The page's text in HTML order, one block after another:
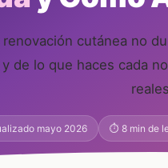
renovación cutánea no
de lo que haces cada
mayo 2026 ⏱ 8 min de